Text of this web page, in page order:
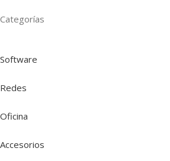
Categorías
Software
Redes
Oficina
Accesorios